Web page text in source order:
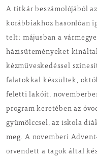
A titkár beszámolójából
korábbiakhoz hasonlóan
telt: májusban a
házisüteményeket
kézműveskedéssel
falatokkal készültek,
feletti lakóit,
program keretében az
gyümölccsel, az iskola
meg. A novemberi
örvendett a tagok által